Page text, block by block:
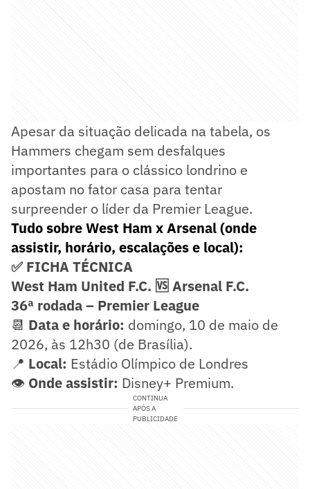
Apesar da situação delicada na tabela, os
Hammers chegam sem desfalques
importantes para o clássico londrino e
apostam no fator casa para tentar
surpreender o líder da Premier League.
Tudo sobre West Ham x Arsenal (onde
assistir, horário, escalações e local):
✅ FICHA TÉCNICA
West Ham United F.C. 🆚 Arsenal F.C.
36ª rodada – Premier League
📆 Data e horário: domingo, 10 de maio de
2026, às 12h30 (de Brasília).
📍 Local: Estádio Olímpico de Londres
👁️ Onde assistir: Disney+ Premium.
CONTINUA
APÓS A
PUBLICIDADE